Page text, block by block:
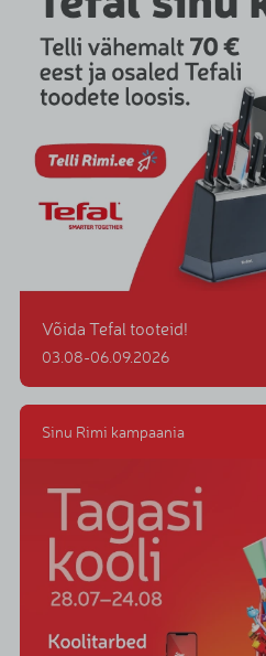
Võida Tefal tooteid!
03.08-06.09.2026
Sinu Rimi kampaania